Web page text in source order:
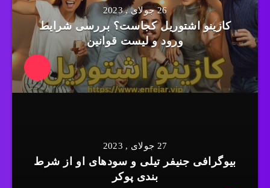
26 جولای , 2023
کازینو اشتوریل کجاست؟ بررسی شرایط
ورود و لیست قوانین
27 جولای , 2023
بیوگرافی جنیفر تیلی و سودهای او از شرط
بندی پوکر